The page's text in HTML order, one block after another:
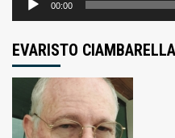
00:00
EVARISTO CIAMBARELLA